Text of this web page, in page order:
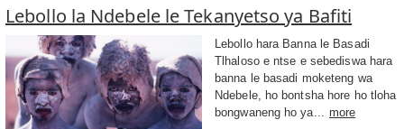
Lebollo la Ndebele le Tekanyetso ya Bafiti
Lebollo hara Banna le Basadi
Tlhaloso e ntse e sebediswa hara
banna le basadi moketeng wa
Ndebele, ho bontsha hore ho tloha
bongwaneng ho ya...
more